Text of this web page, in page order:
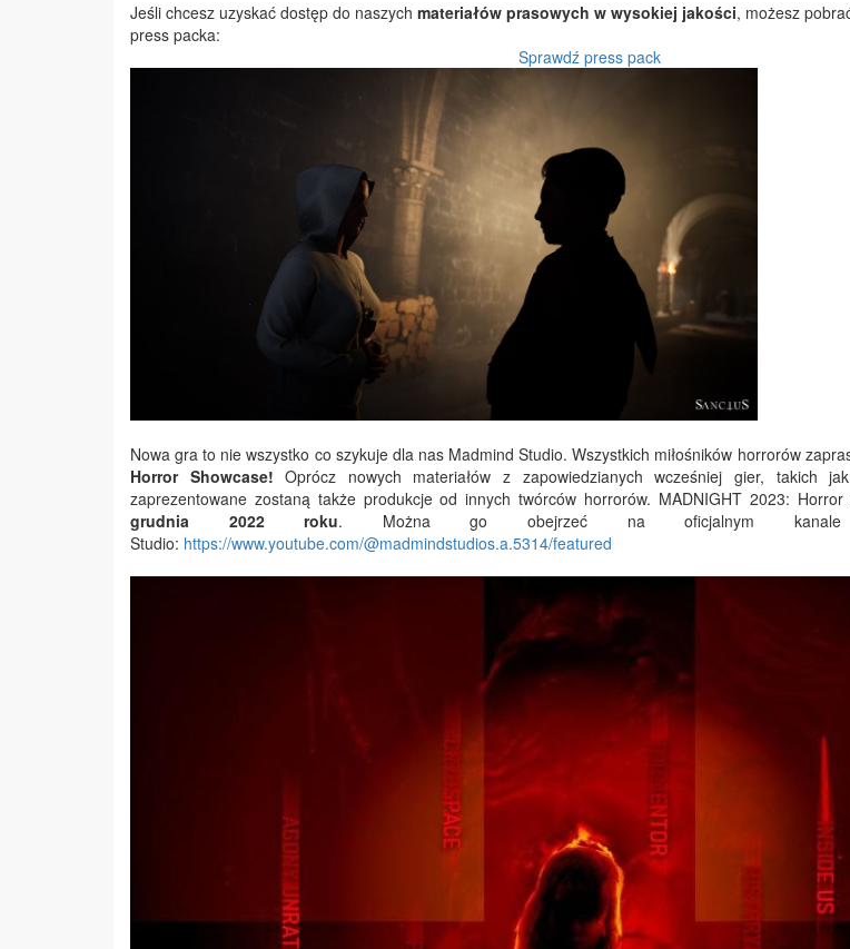
Jeśli chcesz uzyskać dostęp do naszych materiałów prasowych w wysokiej jakości, możesz
press packa:
Sprawdź press pack
Nowa gra to nie wszystko co szykuje dla nas Madmind Studio. Wszystkich miłośników horrorów
Horror Showcase! Oprócz nowych materiałów z zapowiedzianych wcześniej gier, takich
zaprezentowane zostaną także produkcje od innych twórców horrorów. MADNIGHT 2023:
grudnia 2022 roku. Można go obejrzeć na oficjalnym kanale
Studio: https://www.youtube.com/@madmindstudios.a.5314/featured